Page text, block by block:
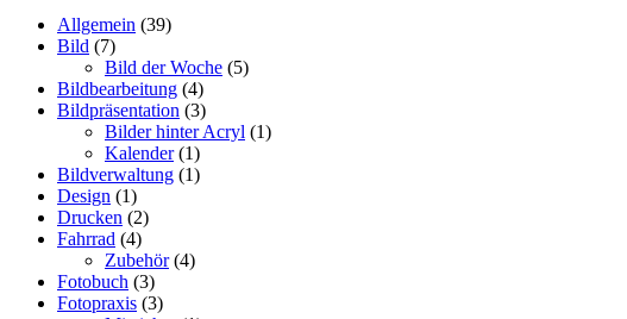
Allgemein (39)
Bild (7)
Bild der Woche (5)
Bildbearbeitung (4)
Bildpräsentation (3)
Bilder hinter Acryl (1)
Kalender(1)
Bildverwaltung (1)
Design (1)
Drucken (2)
Fahrrad (4)
Zubehör(4)
Fotobuch (3)
Fotopraxis (3)